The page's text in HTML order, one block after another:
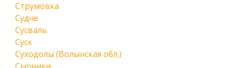
Струмовка
Судче
Сусваль
Суск
Суходолы (Волынская обл.)